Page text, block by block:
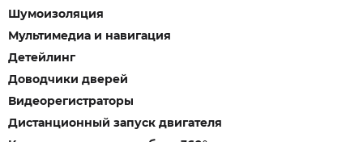
Шумоизоляция
Мультимедиа и навигация
Детейлинг
Доводчики дверей
Видеорегистраторы
Дистанционный запуск двигателя